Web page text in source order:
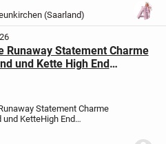
(Saarland)
Runaway Statement Charme
und Kette High End
Statement Charme
und KetteHigh End